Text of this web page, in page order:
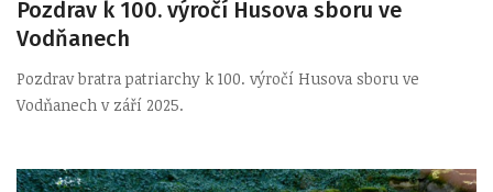
Pozdrav k 100. výročí Husova sboru ve
Vodňanech
Pozdrav bratra patriarchy k 100. výročí Husova sboru ve
Vodňanech v září 2025.